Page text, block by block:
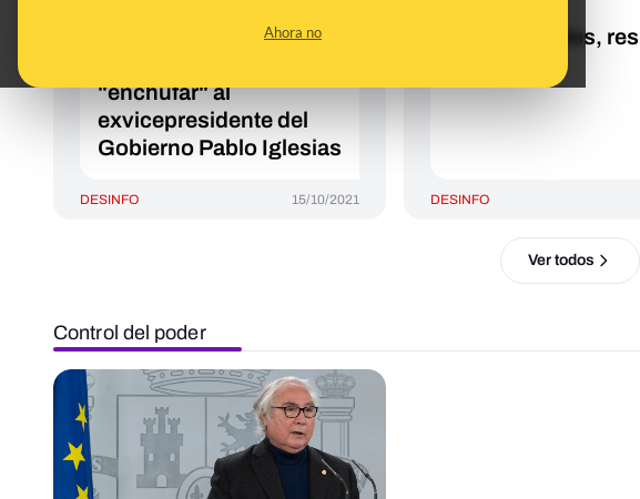
Ahora no
crear una "oficina de
"enchufar" al
exvicepresidente del
Gobierno Pablo Iglesias
DESINFO 15/10/2021
Universidades,
DESINFO
Ver todos
Control del poder